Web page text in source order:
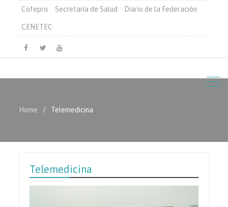
Cofepris Secretaría de Salud Diario de la Federación
CENETEC
Facebook
TwitterYoutube
Home Telemedicina
Telemedicina